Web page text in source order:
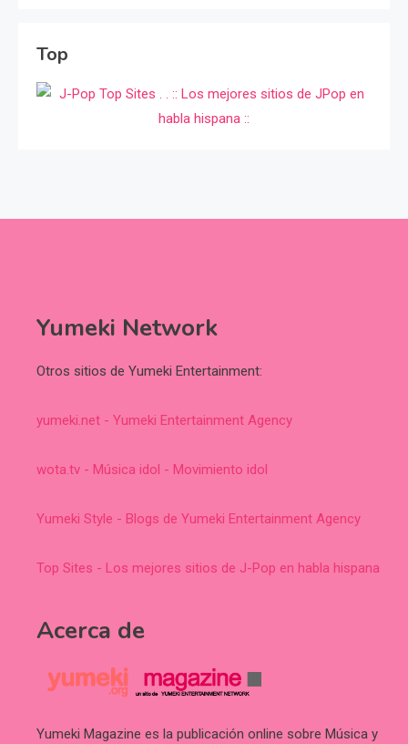
Top
Yumeki Network
Otros sitios de Yumeki Entertainment:
yumeki.net - Yumeki Entertainment Agency
wota.tv - Música idol - Movimiento idol
Yumeki Style - Blogs de Yumeki Entertainment Agency
Top Sites - Los mejores sitios de J-Pop en habla hispana
Acerca de
Yumeki Magazine es la publicación online sobre Música y